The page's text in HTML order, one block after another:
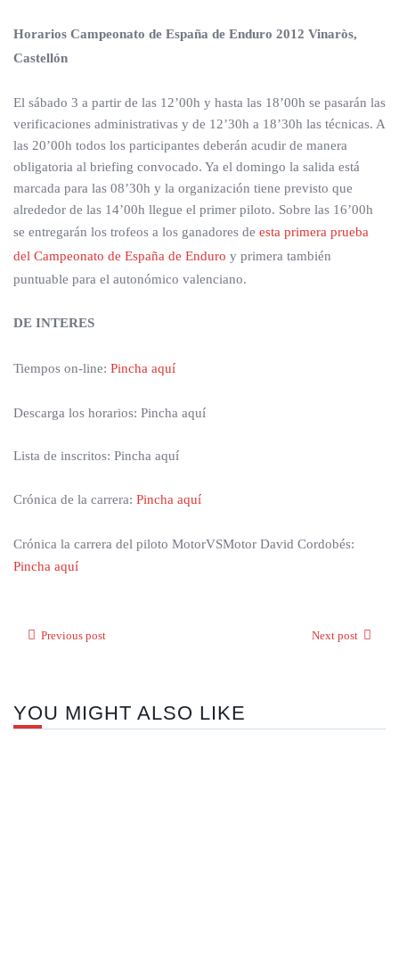
Horarios Campeonato de España de Enduro 2012 Vinaròs,
Castellón
El sábado 3 a partir de las 12’00h y hasta las 18’00h se pasarán las
verificaciones administrativas y de 12’30h a 18’30h las técnicas. A
las 20’00h todos los participantes deberán acudir de manera
obligatoria al briefing convocado. Ya el domingo la salida está
marcada para las 08’30h y la organización tiene previsto que
alrededor de las 14’00h llegue el primer piloto. Sobre las 16’00h
se entregarán los trofeos a los ganadores de esta primera prueba
del Campeonato de España de Enduro y primera también
puntuable para el autonómico valenciano.
DE INTERES
Tiempos on-line: Pincha aquí
Descarga los horarios: Pincha aquí
Lista de inscritos: Pincha aquí
Crónica de la carrera: Pincha aquí
Crónica la carrera del piloto MotorVSMotor David Cordobés:
Pincha aquí
Previous post Next post
YOU MIGHT ALSO LIKE